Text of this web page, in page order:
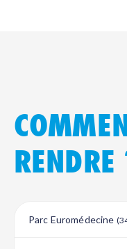
RENDRE
Parc Euromédecine